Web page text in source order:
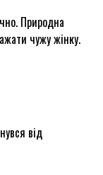
Природна
чужу жінку.
від